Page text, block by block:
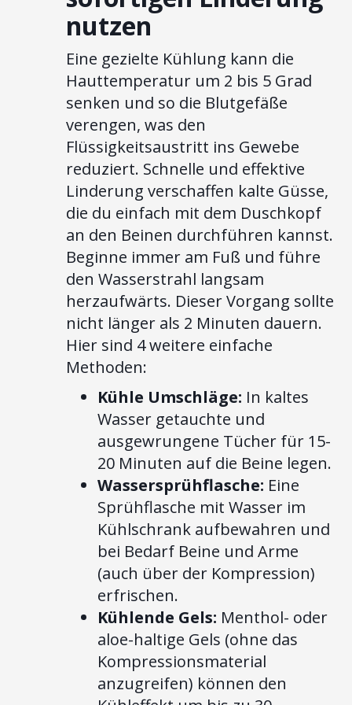
nutzen
Eine gezielte Kühlung kann die
Hauttemperatur um 2 bis 5 Grad
senken und so die Blutgefäße
verengen, was den
Flüssigkeitsaustritt ins Gewebe
reduziert. Schnelle und effektive
Linderung verschaffen kalte Güsse,
die du einfach mit dem Duschkopf
an den Beinen durchführen kannst.
Beginne immer am Fuß und führe
den Wasserstrahl langsam
herzaufwärts. Dieser Vorgang sollte
nicht länger als 2 Minuten dauern.
Hier sind 4 weitere einfache
Methoden:
Kühle Umschläge: In kaltes
Wasser getauchte und
ausgewrungene Tücher für 15-
20 Minuten auf die Beine legen.
Wassersprühflasche: Eine
Sprühflasche mit Wasser im
Kühlschrank aufbewahren und
bei Bedarf Beine und Arme
(auch über der Kompression)
erfrischen.
Kühlende Gels: Menthol- oder
aloe-haltige Gels (ohne das
Kompressionsmaterial
anzugreifen) können den